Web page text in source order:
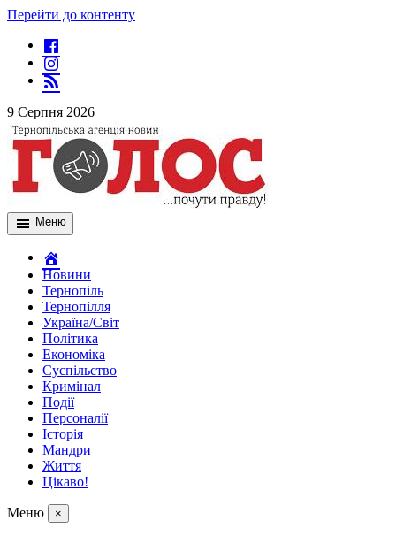
Перейти до контенту
9 Серпня 2026
Меню
Новини
Тернопіль
Тернопілля
Україна/Світ
Політика
Економіка
Суспільство
Кримінал
Події
Персоналії
Історія
Мандри
Життя
Цікаво!
Меню ×